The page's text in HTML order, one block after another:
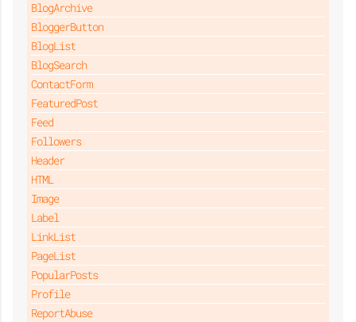
BlogArchive
BloggerButton
BlogList
BlogSearch
ContactForm
FeaturedPost
Feed
Followers
Header
HTML
Image
Label
LinkList
PageList
PopularPosts
Profile
ReportAbuse